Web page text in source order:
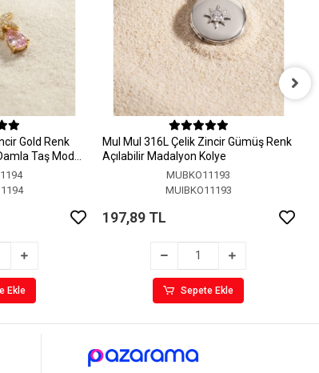
Gold Renk
Taş Model
Ekle
MuI MuI 316L Çelik Zincir Gümüş Renk
Açılabilir Madalyon Kolye
MUBKO11193
MUIBKO11193
197,89 TL
Sepete Ekle